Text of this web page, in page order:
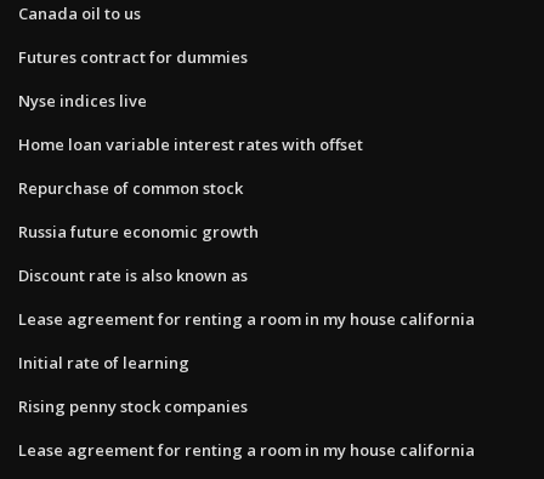
Canada oil to us
Futures contract for dummies
Nyse indices live
Home loan variable interest rates with offset
Repurchase of common stock
Russia future economic growth
Discount rate is also known as
Lease agreement for renting a room in my house california
Initial rate of learning
Rising penny stock companies
Lease agreement for renting a room in my house california